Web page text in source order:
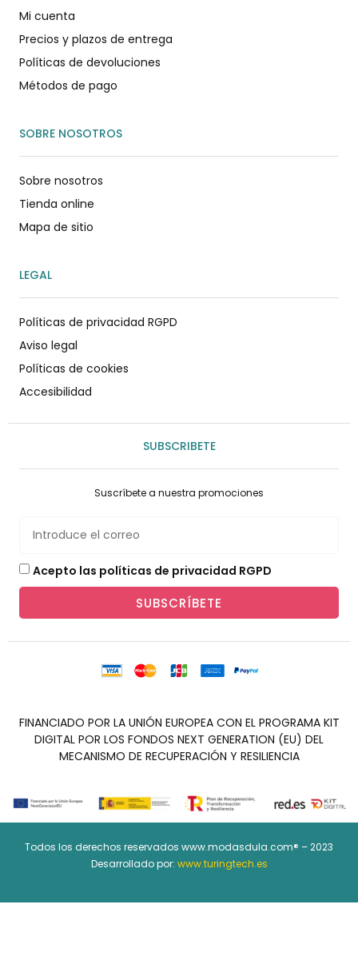
Mi cuenta
Precios y plazos de entrega
Políticas de devoluciones
Métodos de pago
SOBRE NOSOTROS
Sobre nosotros
Tienda online
Mapa de sitio
LEGAL
Políticas de privacidad RGPD
Aviso legal
Políticas de cookies
Accesibilidad
SUBSCRIBETE
Suscríbete a nuestra promociones
Acepto las políticas de privacidad RGPD
SUBSCRÍBETE
FINANCIADO POR LA UNIÓN EUROPEA CON EL PROGRAMA KIT
DIGITAL POR LOS FONDOS NEXT GENERATION (EU) DEL
MECANISMO DE RECUPERACIÓN Y RESILIENCIA
Todos los derechos reservados www.modasdula.com® – 2023
Desarrollado por: www.turingtech.es